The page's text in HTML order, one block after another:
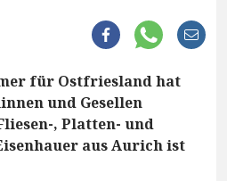
für Ostfriesland hat
und Gesellen
, Platten- und
aus Aurich ist